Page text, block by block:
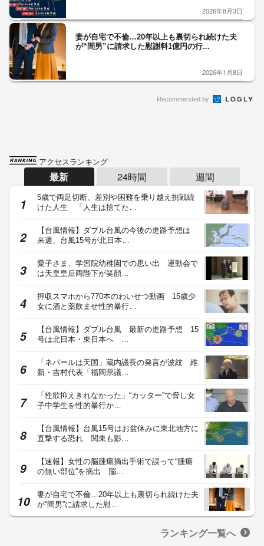
2026年8月3日
妻が自宅で不倫…20年以上も裏切られ続けた夫
が“間男”に請求した慰謝料1億円の行...
2026年1月8日
Recommended by
アクセスランキング
最新 24時間 週間
5歳で両足切断、差別や困難を乗り越え挑戦続
けた人生 「人生は捨てた…
【台風情報】ダブル台風の今後の進路予想は
来週、台風15号が北日本…
愛子さま、学習院幼稚園での思い出 運動会で
は天皇皇后両陛下が笑顔…
押収スマホから770本のわいせつ動画 15歳少
女に酒と薬飲ませ性的暴行…
【台風情報】ダブル台風 最新の進路予想 15
号は北日本・東日本へ …
「ネパールは天国」蔵内議長の発言が波紋 維
新・吉村代表「福岡県議…
「性欲抑えきれなかった」“カッター”で脅し女
子中学生を性的暴行か…
【台風情報】台風15号はお盆休みに東北地方に
直撃する恐れ 関東も影…
【速報】女性の脳腫瘍摘出手術で誤って“腫瘍
の無い部位”を摘出 脳…
妻が自宅で不倫…20年以上も裏切られ続けた夫
が“間男”に請求した慰…
ランキング一覧へ